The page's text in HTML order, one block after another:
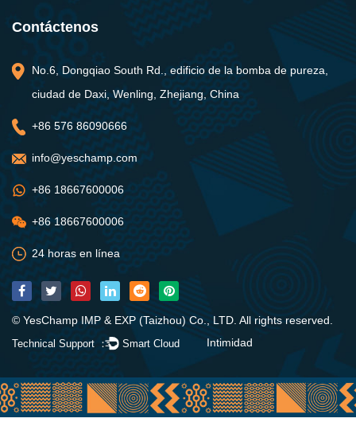
Contáctenos
No.6, Dongqiao South Rd., edificio de la bomba de pureza,
ciudad de Daxi, Wenling, Zhejiang, China
+86 576 86090666
info@yeschamp.com
+86 18667600006
+86 18667600006
24 horas en línea
© YesChamp IMP & EXP (Taizhou) Co., LTD. All rights reserved.
Technical Support ： Smart Cloud Intimidad